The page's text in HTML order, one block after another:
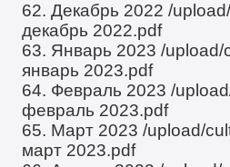
62. Декабрь 2022/
декабрь 2022.pdf
63. Январь 2023/
январь 2023.pdf
64. Февраль 2023/
февраль 2023.pdf
65. Март 2023/upload/
март 2023.pdf